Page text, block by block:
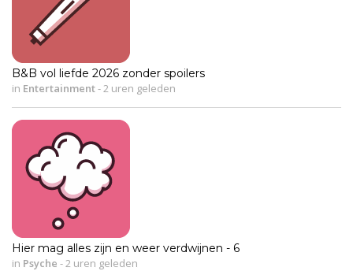
B&B vol liefde 2026 zonder spoilers
in Entertainment- 2 uren geleden
Hier mag alles zijn en weer verdwijnen - 6
in Psyche - 2 uren geleden